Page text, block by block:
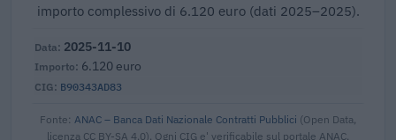
importo complessivo di 6.120 euro (dati 2025–2025).
B90343AD83
2025-11-10
6.120 euro
Fonte: ANAC – Banca Dati Nazionale Contratti Pubblici (Open Data,
licenza CC BY-SA 4.0). Ogni CIG e' verificabile sul portale ANAC.